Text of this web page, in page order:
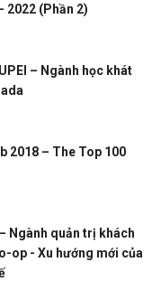
2022 (Phần 2)
– Ngành học khát
2018 – The Top 100
Ngành quản trị khách
op - Xu hướng mới của